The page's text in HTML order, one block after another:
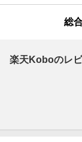
総
楽天Koboのレ